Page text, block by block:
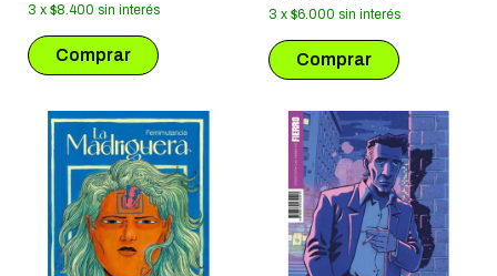
3 x $8.400 sin interés
3 x $6.000 sin interés